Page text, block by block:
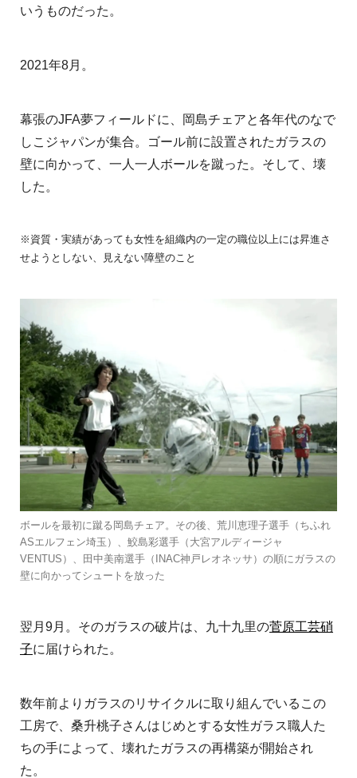
いうものだった。
2021年8月。
幕張のJFA夢フィールドに、岡島チェアと各年代のなで
しこジャパンが集合。ゴール前に設置されたガラスの
壁に向かって、一人一人ボールを蹴った。そして、壊
した。
※資質・実績があっても女性を組織内の一定の職位以上には昇進さ
せようとしない、見えない障壁のこと
ボールを最初に蹴る岡島チェア。その後、荒川恵理子選手（ちふれ
ASエルフェン埼玉）、鮫島彩選手（大宮アルディージャ
VENTUS）、田中美南選手（INAC神戸レオネッサ）の順にガラスの
壁に向かってシュートを放った
翌月9月。そのガラスの破片は、九十九里の菅原工芸硝
子に届けられた。
数年前よりガラスのリサイクルに取り組んでいるこの
工房で、桑升桃子さんはじめとする女性ガラス職人た
ちの手によって、壊れたガラスの再構築が開始され
た。